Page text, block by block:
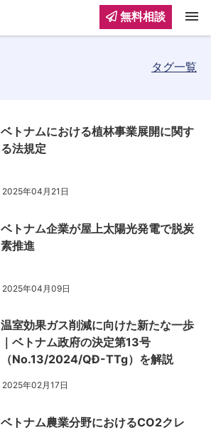
タグ一覧
ベトナムにおける植林事業展開に関す
る法規定
2025年04月21日
ベトナム企業が屋上太陽光発電で脱炭
素推進
2025年04月09日
温室効果ガス削減に向けた新たな一歩
｜ベトナム政府の決定第13号
（No.13/2024/QĐ-TTg）を解説
2025年02月17日
ベトナム農業分野におけるCO2クレ
無料相談 menu